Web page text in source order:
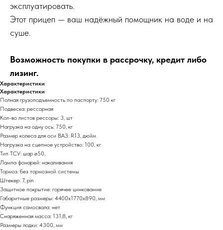
эксплуатировать.
Этот прицеп — ваш надёжный помощник на воде и на
суше.
Возможность покупки в рассрочку, кредит либо
лизинг.
Характеристики
Характеристики
Полная грузоподъемность по паспорту: 750 кг
Подвеска: рессорная
Кол-во листов рессоры: 3, шт
Нагрузка на одну ось: 750, кг
Размер колеса для оси ВАЗ: R13, дюйм
Нагрузка на сцепное устройство: 100, кг
Тип ТСУ: шар ø50,
Лампа фонарей: накаливания
Тормоз: без тормозной системы
Штекер: 7, pin
Защитное покрытие: горячее цинкование
Габаритные размеры: 4400х1770х890, мм
Функция самосвала: нет
Снаряженная масса: 131,8, кг
Размеры лодки: 4300, мм